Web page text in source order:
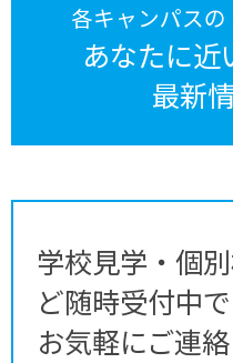
各キャンパスの
あなたに近
最新
学校見学・個
ど随時受付中
お気軽にご連